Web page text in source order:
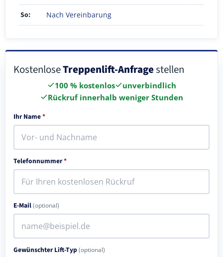
So: Nach Vereinbarung
KostenloseTreppenlift-Anfragestellen
100 % kostenlos
unverbindlich
Rückruf innerhalb weniger Stunden
Ihr Name*
Telefonnummer*
E-Mail(optional)
Gewünschter Lift-Typ(optional)